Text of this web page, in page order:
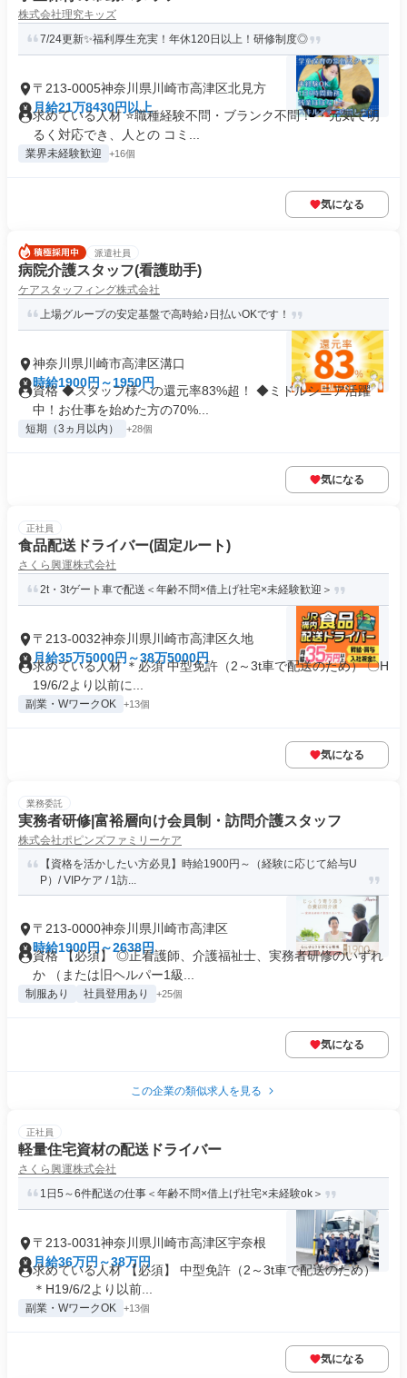
株式会社理究キッズ
7/24更新✨福利厚生充実！年休120日以上！研修制度◎
〒213-0005神奈川県川崎市高津区北見方
月給21万8430円以上
求めている人材 ⭐職種経験不問・ブランク不問！ ・元気で明
るく対応でき、人との コミ...
業界未経験歓迎 +16個
気になる
派遣社員
病院介護スタッフ(看護助手)
ケアスタッフィング株式会社
上場グループの安定基盤で高時給♪日払いOKです！
神奈川県川崎市高津区溝口
時給1900円～1950円
資格 ◆スタッフ様への還元率83%超！ ◆ミドルシニア活躍
中！お仕事を始めた方の70%...
短期（3ヵ月以内） +28個
気になる
正社員
食品配送ドライバー(固定ルート)
さくら興運株式会社
2t・3tゲート車で配送＜年齢不問×借上げ社宅×未経験歓迎＞
〒213-0032神奈川県川崎市高津区久地
月給35万5000円～38万5000円
求めている人材 ＊必須 中型免許（2～3t車で配送のため） 〇H
19/6/2より以前に...
副業・WワークOK +13個
気になる
業務委託
実務者研修|富裕層向け会員制・訪問介護スタッフ
株式会社ポピンズファミリーケア
【資格を活かしたい方必見】時給1900円～（経験に応じて給与U
P）/ VIPケア / 1訪...
〒213-0000神奈川県川崎市高津区
時給1900円～2638円
資格 【必須】 ◎正看護師、介護福祉士、実務者研修のいずれ
か （または旧ヘルパー1級...
制服あり 社員登用あり +25個
気になる
この企業の類似求人を見る
正社員
軽量住宅資材の配送ドライバー
さくら興運株式会社
1日5～6件配送の仕事＜年齢不問×借上げ社宅×未経験ok＞
〒213-0031神奈川県川崎市高津区宇奈根
月給36万円～38万円
求めている人材 【必須】 中型免許（2～3t車で配送のため）
＊H19/6/2より以前...
副業・WワークOK +13個
気になる